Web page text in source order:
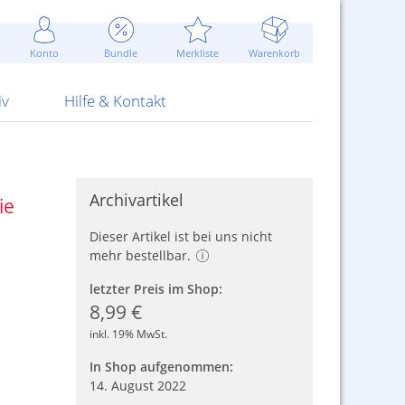
Konto Bundle Merkliste Warenkorb
Attrappen Blitzschnell...
Sommerpreise u.v.m.
ARS Pirotecnia
Hilfe & Kontakt
Kontaktformular
AGB
Archivartikel
Dieser Artikel ist bei uns nicht
mehr bestellbar.
letzter Preis im Shop:
8,99 €
inkl. 19% MwSt.
In Shop aufgenommen:
14. August 2022